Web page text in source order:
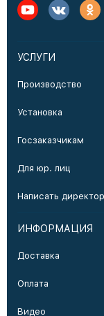
УСЛУГИ
Производство
Установка
Госзаказчикам
Для юр. лиц
Написать
ИНФОРМАЦИЯ
Доставка
Оплата
Видео